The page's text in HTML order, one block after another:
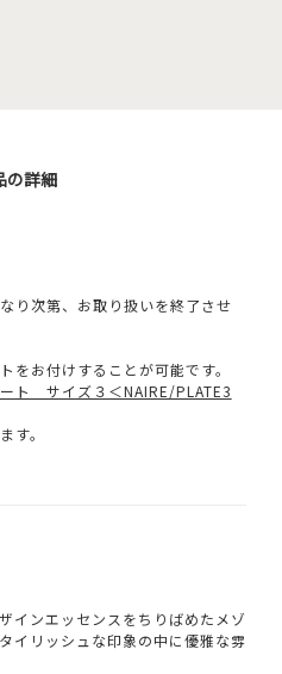
の詳細
り次第、お取り扱いを終了させ
をお付けすることが可能です。
ート サイズ３＜NAIRE/PLATE3
す。
インエッセンスをちりばめたメゾ
イリッシュな印象の中に優雅な雰